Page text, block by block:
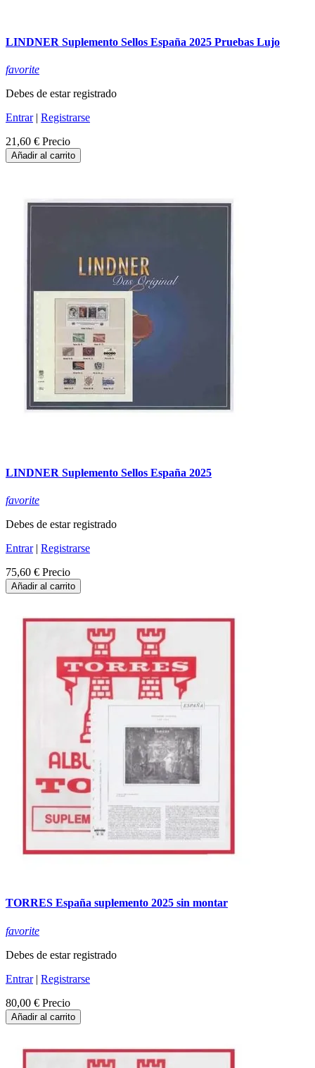
LINDNER Suplemento Sellos España 2025 Pruebas Lujo
favorite
Debes de estar registrado
Entrar| Registrarse
21,60 € Precio
Añadir al carrito
LINDNER Suplemento Sellos España 2025
favorite
Debes de estar registrado
Entrar| Registrarse
75,60 € Precio
Añadir al carrito
TORRES España suplemento 2025 sin montar
favorite
Debes de estar registrado
Entrar| Registrarse
80,00 € Precio
Añadir al carrito